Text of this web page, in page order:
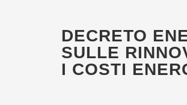
DECRETO
SULLE
I COSTI